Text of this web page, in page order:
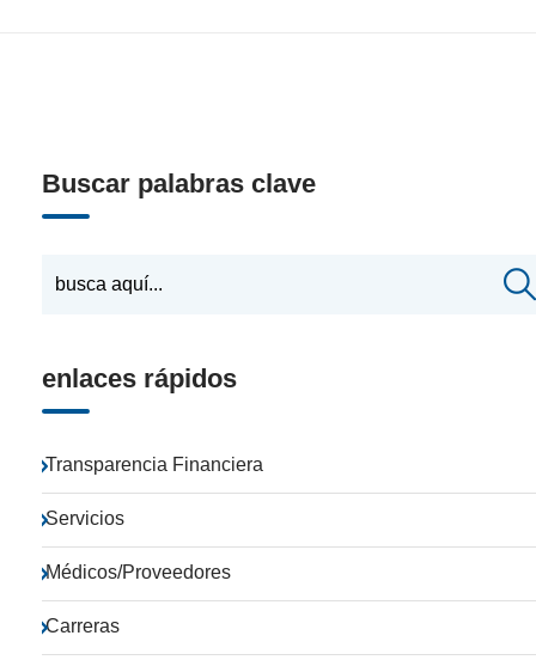
Buscar palabras clave
enlaces rápidos
Transparencia Financiera
Servicios
Médicos/Proveedores
Carreras